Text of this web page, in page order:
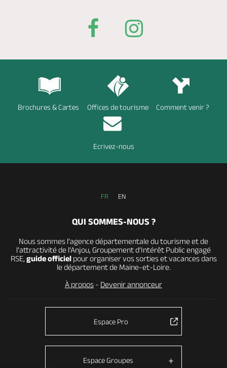
Brochures & Cartes Offices de tourisme Comment venir ?
Ecrivez-nous
FR EN
QUI SOMMES-NOUS ?
Nous sommes l’agence départementale du tourisme et de
l’attractivité de l’Anjou, Groupement d’Intérêt Public engagé
RSE, guide officielpour organiser vos sorties et vacances dans
le département de Maine-et-Loire.
À propos - Devenir annonceur
Espace Pro
Espace Groupes